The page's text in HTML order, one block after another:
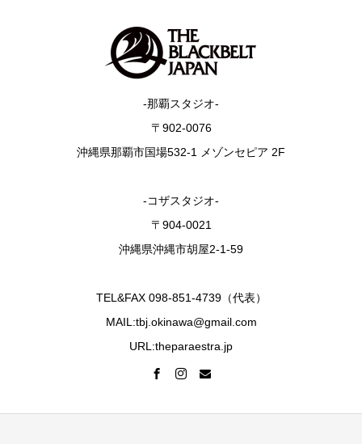
-那覇スタジオ-
〒902-0076
沖縄県那覇市国場532-1 メゾンセピア 2F
-コザスタジオ-
〒904-0021
沖縄県沖縄市胡屋2-1-59
TEL&FAX 098-851-4739（代表）
MAIL:tbj.okinawa@gmail.com
URL:theparaestra.jp